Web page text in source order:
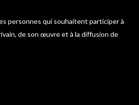
personnes qui souhaitent participer à
de son œuvre et à la diffusion de